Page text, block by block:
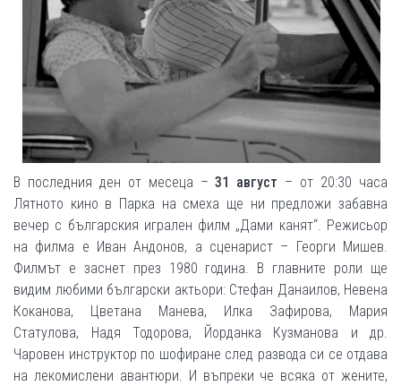
В последния ден от месеца – 31 август – от 20:30 часа
Лятното кино в Парка на смеха ще ни предложи забавна
вечер с българския игрален филм „Дами канят“. Режисьор
на филма е Иван Андонов, а сценарист – Георги Мишев.
Филмът е заснет през 1980 година. В главните роли ще
видим любими български актьори: Стефан Данаилов, Невена
Коканова, Цветана Манева, Илка Зафирова, Мария
Статулова, Надя Тодорова, Йорданка Кузманова и др.
Чаровен инструктор по шофиране след развода си се отдава
на лекомислени авантюри. И въпреки че всяка от жените,